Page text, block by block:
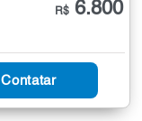
R$ 6.800
Contatar